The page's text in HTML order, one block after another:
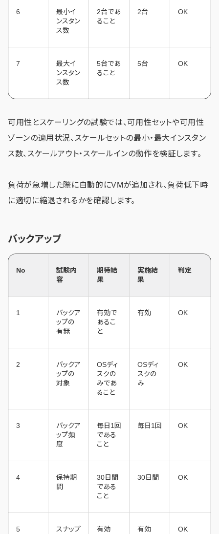
6
最小イ
ンスタン
ス数
2台であ
ること
2台 OK
7
最大イ
ンスタン
ス数
5台であ
ること
5台 OK
可用性とスケーリングの試験では、可用性セットや可用性
ゾーンの適用状況、スケールセットの最小・最大インスタン
ス数、スケールアウト・スケールインの動作を検証します。
負荷が急増した際に自動的にVMが追加され、負荷低下時
に適切に縮退されるかを確認します。
バックアップ
No
試験内
容
期待結
果
実施結
果
判定
1
バックア
ップの
有無
有効で
あるこ
と
有効 OK
2
バックア
ップの
対象
OSディ
スクの
みであ
ること
OSディ
スクの
み
OK
3
バックア
ップ頻
度
毎日1回
である
こと
毎日1回 OK
4
保持期
間
30日間
である
こと
30日間 OK
5
スナップ
有効 有効 OK